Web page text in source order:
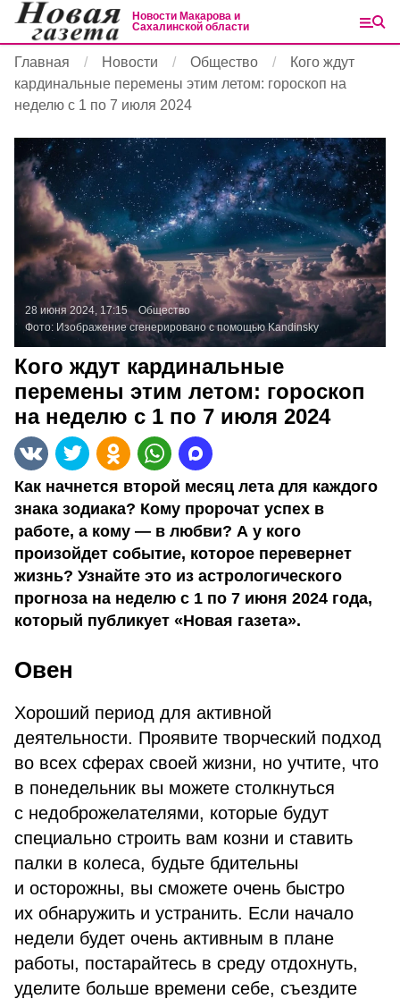
Новости Макарова и
Сахалинской области
Главная Новости Общество
Кого ждут
кардинальные перемены этим летом: гороскоп на
неделю с 1 по 7 июля 2024
28 июня 2024, 17:15
Общество
Фото: Изображение сгенерировано с помощью Kandinsky
Кого ждут кардинальные
перемены этим летом: гороскоп
на неделю с 1 по 7 июля 2024
Как начнется второй месяц лета для каждого
знака зодиака? Кому пророчат успех в
работе, а кому — в любви? А у кого
произойдет событие, которое перевернет
жизнь? Узнайте это из астрологического
прогноза на неделю с 1 по 7 июня 2024 года,
который публикует «Новая газета».
Овен
Хороший период для активной
деятельности. Проявите творческий подход
во всех сферах своей жизни, но учтите, что
в понедельник вы можете столкнуться
с недоброжелателями, которые будут
специально строить вам козни и ставить
палки в колеса, будьте бдительны
и осторожны, вы сможете очень быстро
их обнаружить и устранить. Если начало
недели будет очень активным в плане
работы, постарайтесь в среду отдохнуть,
уделите больше времени себе, съездите